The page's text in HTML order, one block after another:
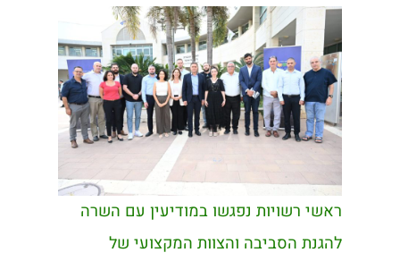
ראשי רשויות נפגשו במודיעין עם השרה
להגנת הסביבה והצוות המקצועי של